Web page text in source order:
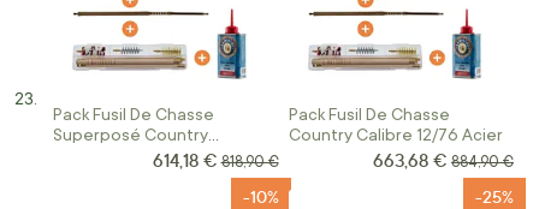
Pack Fusil De Chasse
Superposé Country
Bécassier Calibre 12/76
Prix Spécial
614,18 € Prix normal
818,90 €
Pack Fusil De Chasse
Country Calibre 12/76 Acier
Prix Spécial
663,68 € Prix normal
884,90 €
-10% -25%